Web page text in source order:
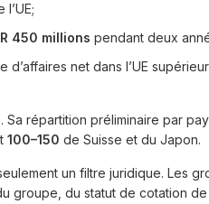
450 millions pendant deux
net dans l’UE
répartition préliminaire par
100–150 de Suisse et du Japon.
un filtre juridique. Les
groupe, du statut de cotation